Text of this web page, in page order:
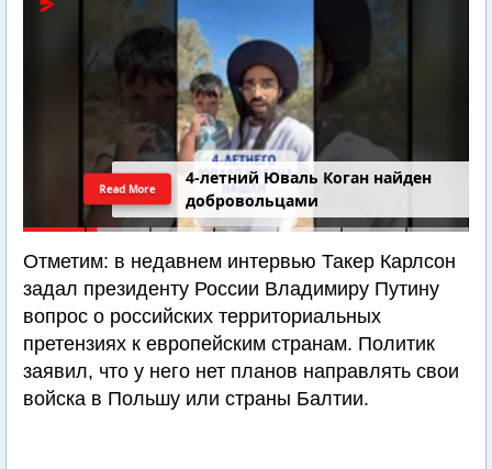
4-летний Юваль Коган найден
добровольцами
Read More
Отметим: в недавнем интервью Такер Карлсон
задал президенту России Владимиру Путину
вопрос о российских территориальных
претензиях к европейским странам. Политик
заявил, что у него нет планов направлять свои
войска в Польшу или страны Балтии.